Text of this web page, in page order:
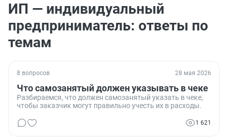
ИП — индивидуальный
предприниматель: ответы по
темам
8 вопросов 28 мая 2026
Что самозанятый должен указывать в чеке
Разбираемся, что должен самозанятый указать в чеке,
чтобы заказчик могут правильно учесть их в расходы.
1 621